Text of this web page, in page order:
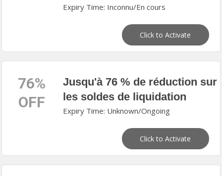
Expiry Time: Inconnu/En cours
Click to Activate
76%
OFF
Jusqu'à 76 % de réduction sur
les soldes de liquidation
Expiry Time: Unknown/Ongoing
Click to Activate